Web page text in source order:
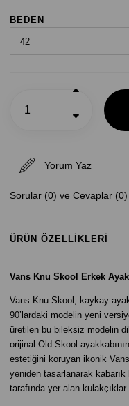
BEDEN
Yorum Yaz
Sorular (0) ve Cevaplar (0)
ÜRÜN ÖZELLIKLERI
Vans Knu Skool Erkek
Vans Knu Skool, kaykay
90’lardaki modelin yeni
üretilen bu bileksiz modelin
orijinal Old Skool
estetiğini koruyan ikonik
yeniden tasarlanarak
tarafında yer alan